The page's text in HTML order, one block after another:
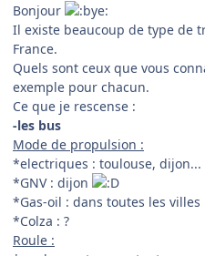
Bonjour
Il existe beaucoup de type de
France.
Quels sont ceux que vous
exemple pour chacun.
Ce que je rescense :
-les bus
Mode de propulsion :
*electriques : toulouse, dijon...
*GNV : dijon
*Gas-oil : dans toutes les villes
*Colza : ?
Roule :